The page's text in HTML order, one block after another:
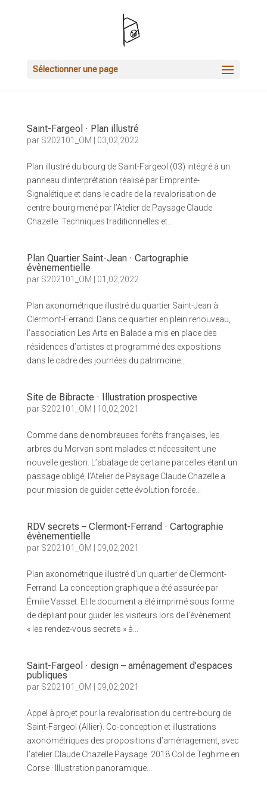
Sélectionner une page
Saint-Fargeol · Plan illustré
par S202101_OM 03,02,2022
Plan illustré du bourg de Saint-Fargeol (03) intégré à un
panneau d’interprétation réalisé par Empreinte-
Signalétique et dans le cadre de la revalorisation de
centre-bourg mené par l’Atelier de Paysage Claude
Chazelle. Techniques traditionnelles et...
Plan Quartier Saint-Jean · Cartographie
évènementielle
par S202101_OM 01,02,2022
Plan axonométrique illustré du quartier Saint-Jean à
Clermont-Ferrand. Dans ce quartier en plein renouveau,
l’association Les Arts en Balade a mis en place des
résidences d’artistes et programmé des expositions
dans le cadre des journées du patrimoine...
Site de Bibracte · Illustration prospective
par S202101_OM 10,02,2021
Comme dans de nombreuses forêts françaises, les
arbres du Morvan sont malades et nécessitent une
nouvelle gestion. L’abatage de certaine parcelles étant un
passage obligé, l’Atelier de Paysage Claude Chazelle a
pour mission de guider cette évolution forcée...
RDV secrets – Clermont-Ferrand · Cartographie
évènementielle
par S202101_OM 09,02,2021
Plan axonométrique illustré d’un quartier de Clermont-
Ferrand. La conception graphique a été assurée par
Émilie Vasset. Et le document a été imprimé sous forme
de dépliant pour guider les visiteurs lors de l’évènement
« les rendez-vous secrets » à...
Saint-Fargeol · design – aménagement d’espaces
publiques
par S202101_OM 09,02,2021
Appel à projet pour la revalorisation du centre-bourg de
Saint-Fargeol (Allier). Co-conception et illustrations
axonométriques des propositions d’aménagement, avec
l’atelier Claude Chazelle Paysage. 2018 Col de Teghime en
Corse · Illustration panoramique...